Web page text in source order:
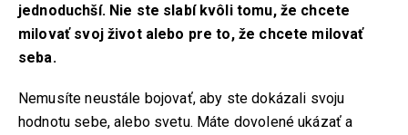
jednoduchší. Nie ste slabí kvôli tomu, že chcete
milovať svoj život alebo pre to, že chcete milovať
seba.
Nemusíte neustále bojovať, aby ste dokázali svoju
hodnotu sebe, alebo svetu. Máte dovolené ukázať a